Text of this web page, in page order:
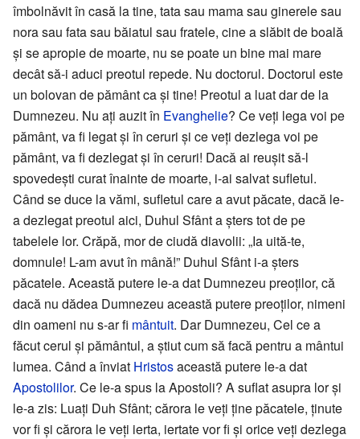
îmbolnăvit în casă la tine, tata sau mama sau ginerele sau
nora sau fata sau băiatul sau fratele, cine a slăbit de boală
și se apropie de moarte, nu se poate un bine mai mare
decât să-i aduci preotul repede. Nu doctorul. Doctorul este
un bolovan de pământ ca și tine! Preotul a luat dar de la
Dumnezeu. Nu ați auzit în Evanghelie? Ce veți lega voi pe
pământ, va fi legat și în ceruri și ce veți dezlega voi pe
pământ, va fi dezlegat și în ceruri! Dacă ai reușit să-l
spovedești curat înainte de moarte, i-ai salvat sufletul.
Când se duce la vămi, sufletul care a avut păcate, dacă le-
a dezlegat preotul aici, Duhul Sfânt a șters tot de pe
tabelele lor. Crăpă, mor de ciudă diavolii: „Ia uită-te,
domnule! L-am avut în mână!” Duhul Sfânt i-a șters
păcatele. Această putere le-a dat Dumnezeu preoților, că
dacă nu dădea Dumnezeu această putere preoților, nimeni
din oameni nu s-ar fi mântuit. Dar Dumnezeu, Cel ce a
făcut cerul și pământul, a știut cum să facă pentru a mântui
lumea. Când a înviat Hristosaceastă putere le-a dat
Apostolilor. Ce le-a spus la Apostoli? A suflat asupra lor și
le-a zis: Luați Duh Sfânt; cărora le veți ține păcatele, ținute
vor fi și cărora le veți ierta, iertate vor fi și orice veți dezlega